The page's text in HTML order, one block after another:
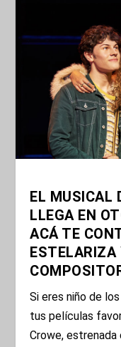
EL MUSICAL
LLEGA EN
ACÁ TE
ESTELARIZA
Si eres niño de
tus películas
Crowe, estrenada